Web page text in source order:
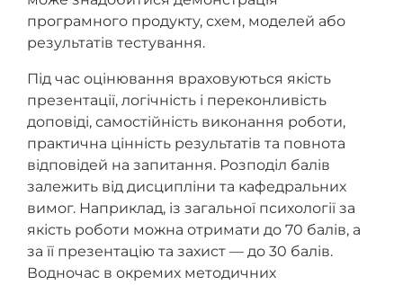
програмного продукту, схем, моделей або
результатів тестування.
Під час оцінювання враховуються якість
презентації, логічність і переконливість
доповіді, самостійність виконання роботи,
практична цінність результатів та повнота
відповідей на запитання. Розподіл балів
залежить від дисципліни та кафедральних
вимог. Наприклад, із загальної психології за
якість роботи можна отримати до 70 балів, а
за її презентацію та захист — до 30 балів.
Водночас в окремих методичних